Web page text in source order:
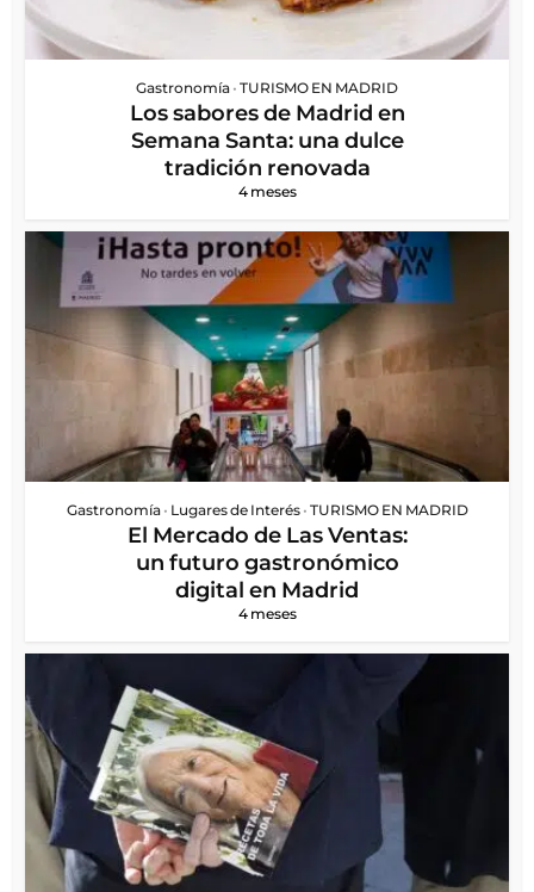
Gastronomía • TURISMO EN MADRID
Los sabores de Madrid en
Semana Santa: una dulce
tradición renovada
4 meses
Gastronomía • Lugares de Interés • TURISMO EN MADRID
El Mercado de Las Ventas:
un futuro gastronómico
digital en Madrid
4 meses